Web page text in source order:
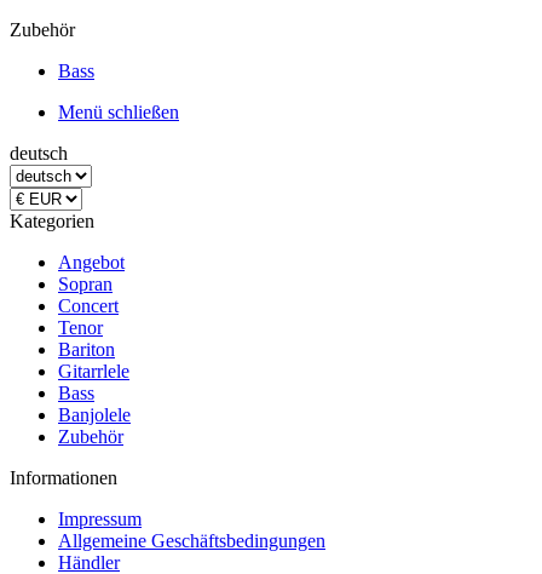
Zubehör
Bass
Menü schließen
deutsch
Kategorien
Angebot
Sopran
Concert
Tenor
Bariton
Gitarrlele
Bass
Banjolele
Zubehör
Informationen
Impressum
Allgemeine Geschäftsbedingungen
Händler